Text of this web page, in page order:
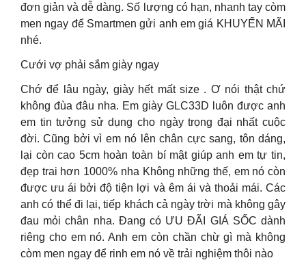
đơn giản và dễ dàng. Số lượng có hạn, nhanh tay còm
men ngay để Smartmen gửi anh em giá KHUYẾN MÃI
nhé.
Cưới vợ phải sắm giày ngay
Chớ để lâu ngày, giày hết mất size . Ơ nói thật chứ
không đùa đâu nha. Em giày GLC33D luôn được anh
em tin tưởng sử dụng cho ngày trọng đại nhất cuộc
đời. Cũng bởi vì em nó lên chân cực sang, tôn dáng,
lại còn cao 5cm hoàn toàn bí mật giúp anh em tự tin,
đẹp trai hơn 1000% nha Không những thế, em nó còn
được ưu ái bởi độ tiện lợi và êm ái và thoải mái. Các
anh có thể đi lại, tiếp khách cả ngày trời mà không gây
đau mỏi chân nha. Đang có ƯU ĐÃI GIÁ SỐC dành
riêng cho em nó. Anh em còn chần chừ gì mà không
còm men ngay để rinh em nó về trải nghiệm thôi nào